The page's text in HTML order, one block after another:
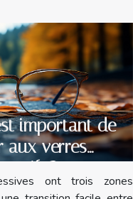
important de
aux verres
?
ont trois zones